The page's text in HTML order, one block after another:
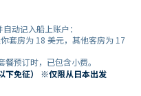
动记入船上账户：
套房为 18 美元，其他客房为 17
预订时，已包含小费。
下免征） ※仅限从日本出发